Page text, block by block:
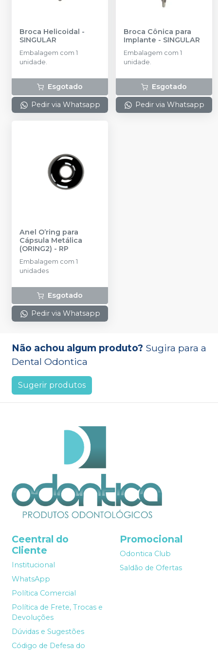
Broca Helicoidal -
SINGULAR
Embalagem com 1
unidade.
Esgotado
Pedir via Whatsapp
Broca Cônica para
Implante - SINGULAR
Embalagem com 1
unidade.
Esgotado
Pedir via Whatsapp
Anel O’ring para
Cápsula Metálica
(ORING2) - RP
Embalagem com 1
unidades
Esgotado
Pedir via Whatsapp
Não achou algum produto? Sugira para a
Dental Odontica
Sugerir produtos
Ceentral do
Cliente
Institucional
WhatsApp
Política Comercial
Política de Frete, Trocas e
Devoluções
Dúvidas e Sugestões
Código de Defesa do
Promocional
Odontica Club
Saldão de Ofertas